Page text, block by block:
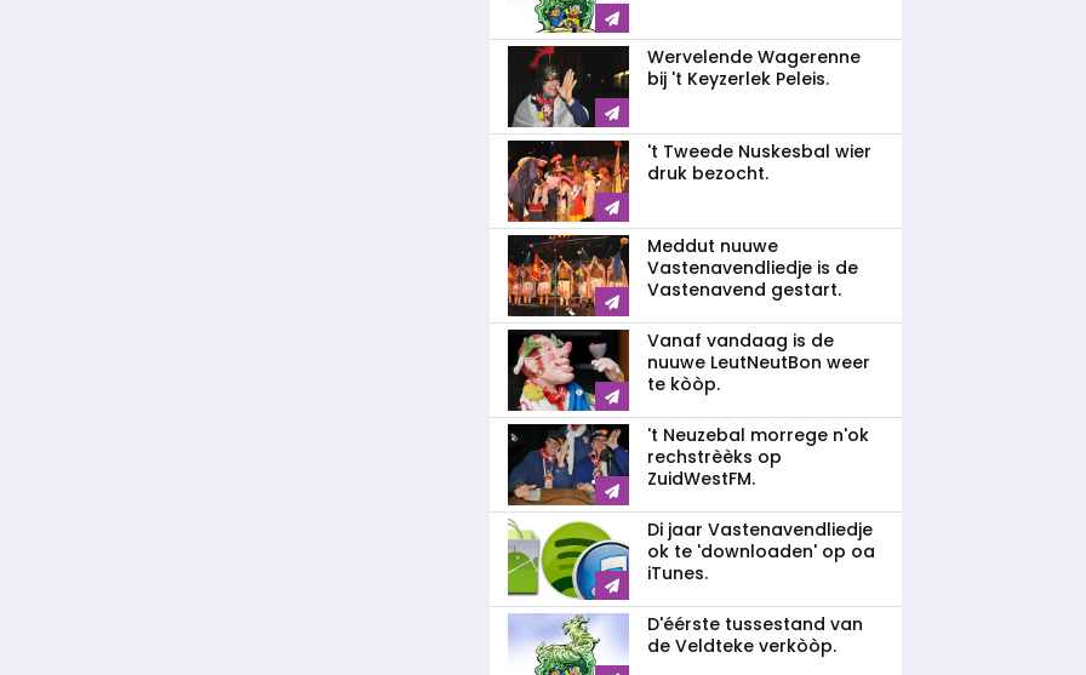
Wervelende Wagerenne
bij 't Keyzerlek Peleis.
't Tweede Nuskesbal wier
druk bezocht.
Meddut nuuwe
Vastenavendliedje is de
Vastenavend gestart.
Vanaf vandaag is de
nuuwe LeutNeutBon weer
te kòòp.
't Neuzebal morrege n'ok
rechstrèèks op
ZuidWestFM.
Di jaar Vastenavendliedje
ok te 'downloaden' op oa
iTunes.
D'éérste tussestand van
de Veldteke verkòòp.